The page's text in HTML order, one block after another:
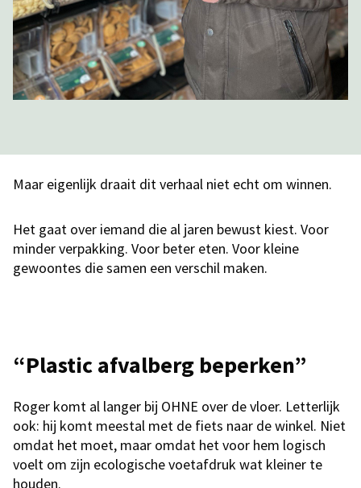
Maar eigenlijk draait dit verhaal niet echt om winnen.
Het gaat over iemand die al jaren bewust kiest. Voor
minder verpakking. Voor beter eten. Voor kleine
gewoontes die samen een verschil maken.
“Plastic afvalberg beperken”
Roger komt al langer bij OHNE over de vloer. Letterlijk
ook: hij komt meestal met de fiets naar de winkel. Niet
omdat het moet, maar omdat het voor hem logisch
voelt om zijn ecologische voetafdruk wat kleiner te
houden.